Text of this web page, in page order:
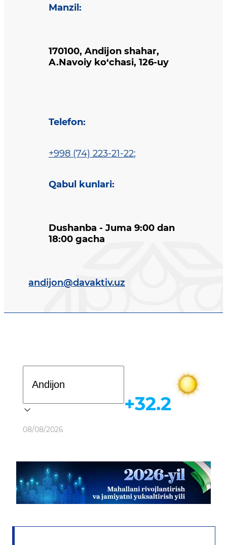
Manzil :
170100, Andijon shahar,
A.Navoiy ko‘chasi, 126-uy
Telefon:
+998 (74) 223-21-22;
Qabul kunlari:
Dushanba - Juma 9:00 dan
18:00 gacha
andijon@davaktiv.uz
Ob-havo
08/08/2026
+32.2